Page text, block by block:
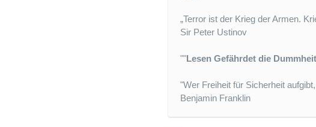
„Terror ist der Krieg der Armen.
Sir Peter Ustinov
""Lesen Gefährdet die Dummheit
"Wer Freiheit für Sicherheit
Benjamin Franklin